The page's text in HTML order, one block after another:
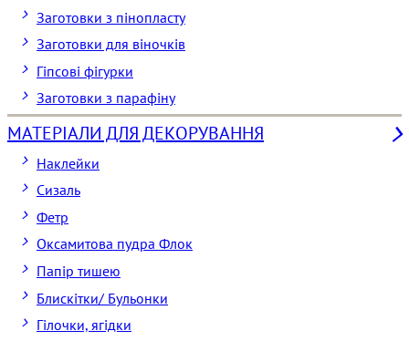
Заготовки з пінопласту
Заготовки для віночків
Гіпсові фігурки
Заготовки з парафіну
МАТЕРІАЛИ ДЛЯ ДЕКОРУВАННЯ
Наклейки
Сизаль
Фетр
Оксамитова пудра Флок
Папір тишею
Блискітки/ Бульонки
Гілочки, ягідки